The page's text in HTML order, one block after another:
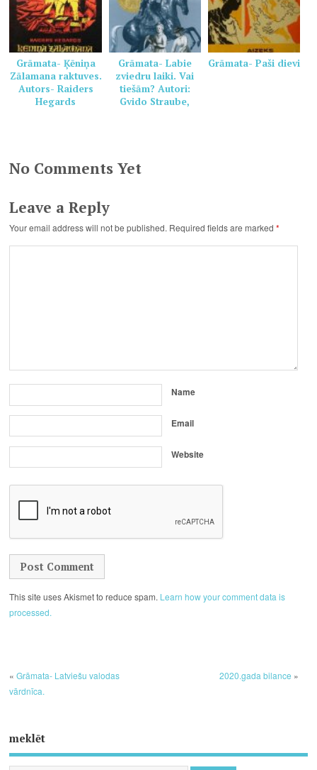
Grāmata- Ķēniņa
Zālamana raktuves.
Autors- Raiders
Hegards
Grāmata- Labie
zviedru laiki. Vai
tiešām? Autori:
Gvido Straube,
Grāmata- Paši dievi
No Comments Yet
Leave a Reply
Your email address will not be published. Required fields are marked*
Name
Email
Website
This site uses Akismet to reduce spam. Learn how your comment data is
processed.
«Grāmata- Latviešu valodas
vārdnīca.
2020.gada bilance »
meklēt